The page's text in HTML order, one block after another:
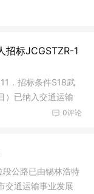
招标JCGSTZR-1
．招标条件S18武
）已纳入交通运输
0评论
段公路已由锡林浩特
交通运输事业发展